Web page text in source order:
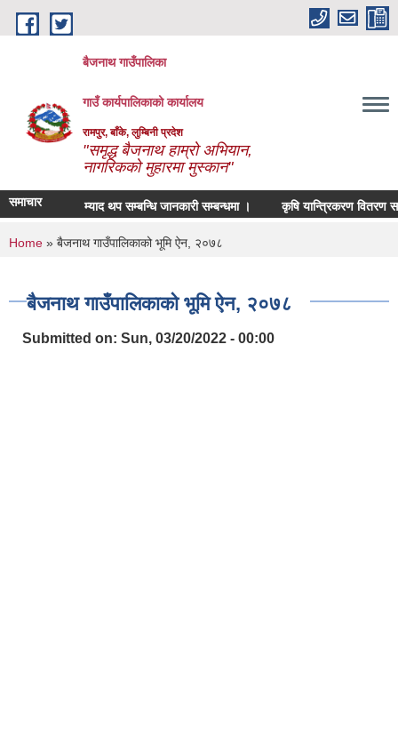
Skip to main content
बैजनाथ गाउँपालिका
गाउँ कार्यपालिकाको कार्यालय
रामपुर, बाँके, लुम्बिनी प्रदेश
"समृद्ध बैजनाथ हाम्रो अभियान,
नागरिकको मुहारमा मुस्कान"
समाचार म्याद थप सम्बन्धि जानकारी सम्बन्धमा । कृषि यान्त्रिकरण वितरण
You are here
Home » बैजनाथ गाउँपालिकाको भूमि ऐन, २०७८
बैजनाथ गाउँपालिकाको भूमि ऐन, २०७८
Submitted on: Sun, 03/20/2022 - 00:00